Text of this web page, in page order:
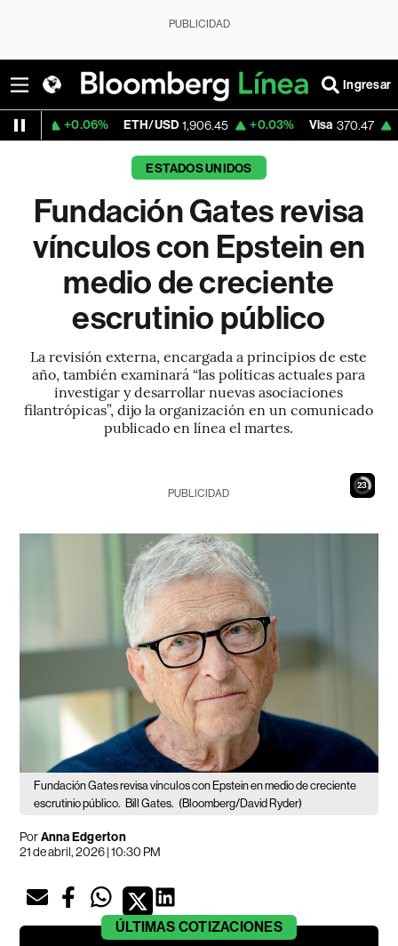
PUBLICIDAD
Ingresar
ETH/USD 1,906.45 +0.03% Visa 370.47 +0.52%
ESTADOS UNIDOS
Fundación Gates revisa
vínculos con Epstein en
medio de creciente
escrutinio público
La revisión externa, encargada a principios de este
año, también examinará “las políticas actuales para
investigar y desarrollar nuevas asociaciones
filantrópicas”, dijo la organización en un comunicado
publicado en línea el martes.
22
PUBLICIDAD
Fundación Gates revisa vínculos con Epstein en medio de creciente
escrutinio público. Bill Gates. (Bloomberg/David Ryder)
PorAnna Edgerton
21 de abril, 2026 | 10:30 PM
ÚLTIMAS COTIZACIONES